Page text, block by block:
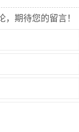
，期待您的留言！